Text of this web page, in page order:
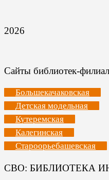
2026
Сайты библиотек-
Большекачаковская
Детская модельная
Кутеремская
Калегинская
Староорьебашевская
СВО: БИБЛИОТЕКА